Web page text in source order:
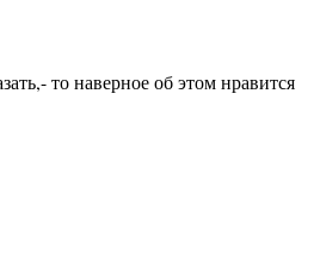
то наверное об этом нравится